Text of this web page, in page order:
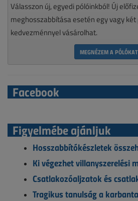
Válasszon új, egyedi pólóinkból! Új
meghosszabbítása esetén egy vagy
kedvezménnyel vásárolhat.
MEGNÉZEM A
Facebook
Figyelmébe ajánljuk
Hosszabbítókészletek
Ki végezhet villanyszerelési
Csatlakozóaljzatok és
Tragikus tanulság a